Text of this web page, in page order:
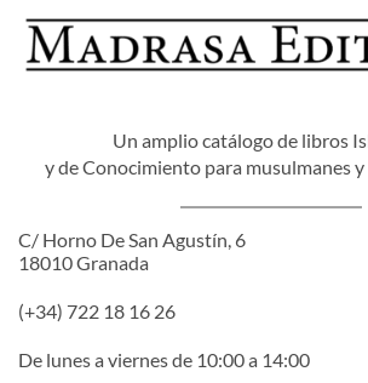
Un amplio catálogo de libros
y de Conocimiento para musulmanes
C/ Horno De San Agustín, 6
18010 Granada
(+34) 722 18 16 26
De lunes a viernes de 10:00 a 14:00